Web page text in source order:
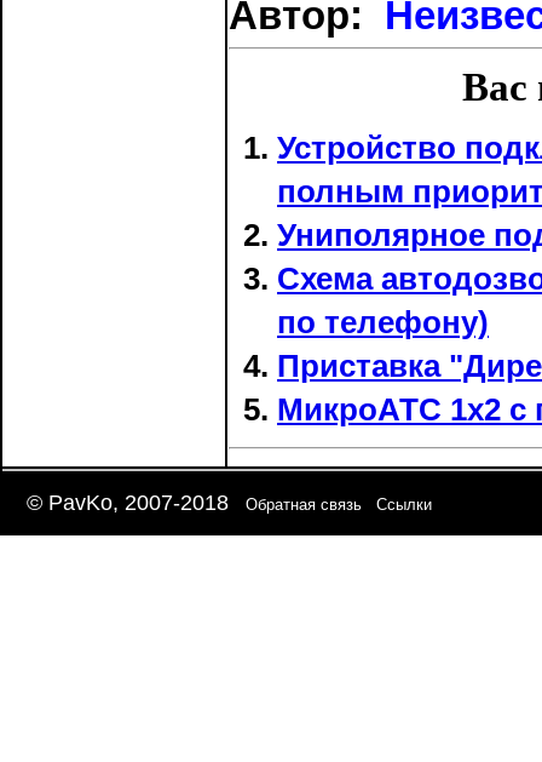
Автор:
Вас
Устройство
полным
Униполярное
Схема
по телефону)
Приставка
МикроАТС 1х2 с
© PavKo, 2007-2018 Обратная связь Ссылки